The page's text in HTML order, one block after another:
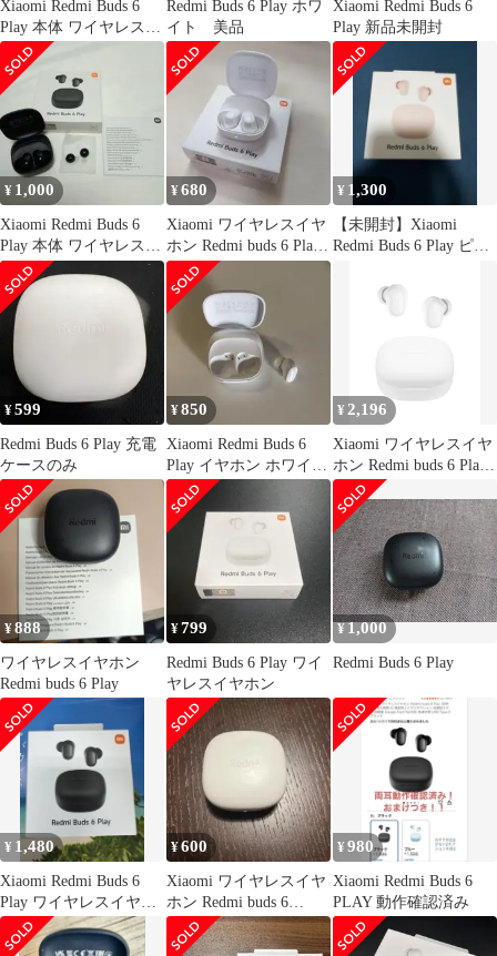
Xiaomi Redmi Buds 6
Play 本体 ワイヤレスイ
ヤホン
Redmi Buds 6 Play ホワ
イト 美品
Xiaomi Redmi Buds 6
Play 新品未開封
¥ 1,000
Xiaomi Redmi Buds 6
Play 本体 ワイヤレスイ
ヤホン
¥680
Xiaomi ワイヤレスイヤ
ホン Redmi buds 6 Play
ジャンク品
¥ 1,300
【未開封】Xiaomi
Redmi Buds 6 Play ピン
¥599
Redmi Buds 6 Play 充電
ケースのみ
¥850
Xiaomi Redmi Buds 6
Play イヤホン ホワイト
右耳のみ
¥ 2,196
Xiaomi ワイヤレスイヤ
ホン Redmi buds 6 Play
36時間の再生時間 AI 通
話時ノイズリダクショ
ン 低遅延モデル 超軽量
Google Fast Pair対応 急
速充電 USB Type-C ホ
ワイト
¥888
ワイヤレスイヤホン
Redmi buds 6 Play
¥799
Redmi Buds 6 Play ワイ
ヤレスイヤホン
¥1,000
Redmi Buds 6 Play
¥ 1,480
Xiaomi Redmi Buds 6
Play ワイヤレスイヤホ
ン 新品未開封
¥600
Xiaomi ワイヤレスイヤ
ホン Redmi buds 6
play(ジャンク品
¥980
Xiaomi Redmi Buds 6
PLAY 動作確認済み